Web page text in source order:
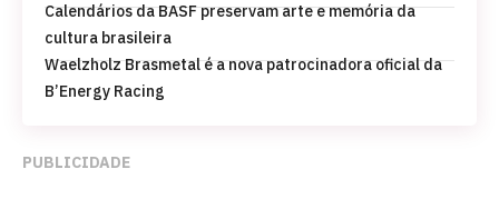
Calendários da BASF preservam arte e memória da
cultura brasileira
Waelzholz Brasmetal é a nova patrocinadora oficial da
B’Energy Racing
PUBLICIDADE